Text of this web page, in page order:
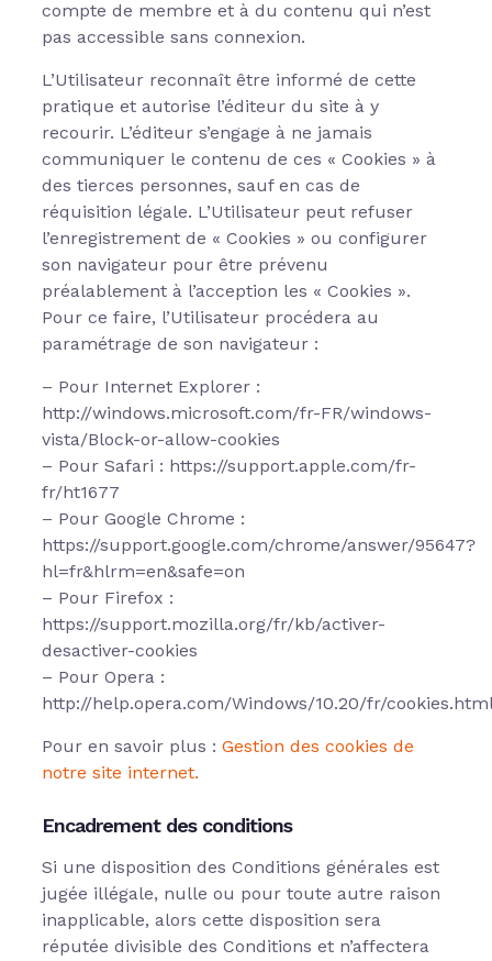
compte de membre et à du contenu qui n’est
pas accessible sans connexion.
L’Utilisateur reconnaît être informé de cette
pratique et autorise l’éditeur du site à y
recourir. L’éditeur s’engage à ne jamais
communiquer le contenu de ces « Cookies » à
des tierces personnes, sauf en cas de
réquisition légale. L’Utilisateur peut refuser
l’enregistrement de « Cookies » ou configurer
son navigateur pour être prévenu
préalablement à l’acception les « Cookies ».
Pour ce faire, l’Utilisateur procédera au
paramétrage de son navigateur :
– Pour Internet Explorer :
http://windows.microsoft.com/fr-FR/windows-
vista/Block-or-allow-cookies
– Pour Safari : https://support.apple.com/fr-
fr/ht1677
– Pour Google Chrome :
https://support.google.com/chrome/answer/95647?
hl=fr&hlrm=en&safe=on
– Pour Firefox :
https://support.mozilla.org/fr/kb/activer-
desactiver-cookies
– Pour Opera :
http://help.opera.com/Windows/10.20/fr/
Pour en savoir plus :Gestion des cookies de
notre site internet.
Encadrement des conditions
Si une disposition des Conditions générales est
jugée illégale, nulle ou pour toute autre raison
inapplicable, alors cette disposition sera
réputée divisible des Conditions et n’affectera